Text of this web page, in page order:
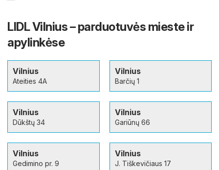
LIDL Vilnius – parduotuvės mieste ir
apylinkėse
Vilnius
Ateities 4A
Vilnius
Barčių 1
Vilnius
Dūkštų 34
Vilnius
Gariūnų 66
Vilnius
Gedimino pr. 9
Vilnius
J. Tiškevičiaus 17